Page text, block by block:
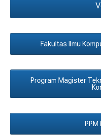
Fakultas Ilmu
Program Magister